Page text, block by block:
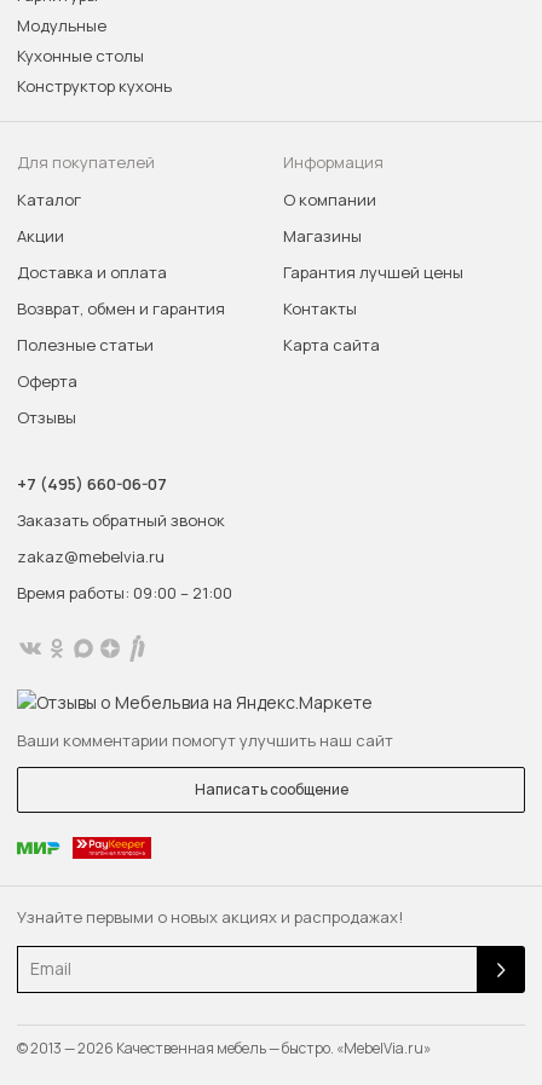
Узнайте первыми о новых акциях и распродажах!
Email
Модульные
Кухонные столы
Конструктор кухонь
Для покупателей
Каталог
Акции
Доставка и оплата
Возврат, обмен и гарантия
Полезные статьи
Оферта
Отзывы
Информация
О компании
Магазины
Гарантия лучшей цены
Контакты
Карта сайта
+7 (495) 660-06-07
Заказать обратный звонок
zakaz@mebelvia.ru
Время работы: 09:00 – 21:00
Ваши комментарии помогут улучшить наш сайт
Написать сообщение
© 2013 — 2026 Качественная мебель — быстро. «MebelVia.ru»